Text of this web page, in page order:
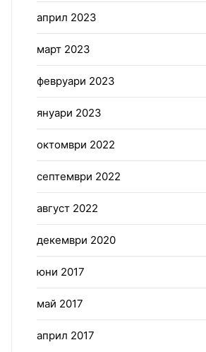
април 2023
март 2023
февруари 2023
януари 2023
октомври 2022
септември 2022
август 2022
декември 2020
юни 2017
май 2017
април 2017